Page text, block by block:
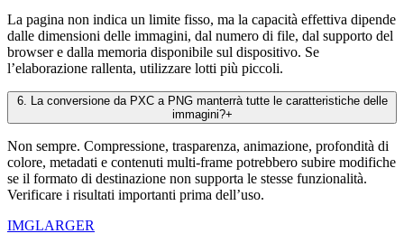
La pagina non indica un limite fisso, ma la capacità effettiva dipende
dalle dimensioni delle immagini, dal numero di file, dal supporto del
browser e dalla memoria disponibile sul dispositivo. Se
l’elaborazione rallenta, utilizzare lotti più piccoli.
6. La conversione da PXC a PNG manterrà tutte le caratteristiche delle
immagini?+
Non sempre. Compressione, trasparenza, animazione, profondità di
colore, metadati e contenuti multi-frame potrebbero subire modifiche
se il formato di destinazione non supporta le stesse funzionalità.
Verificare i risultati importanti prima dell’uso.
IMGLARGER